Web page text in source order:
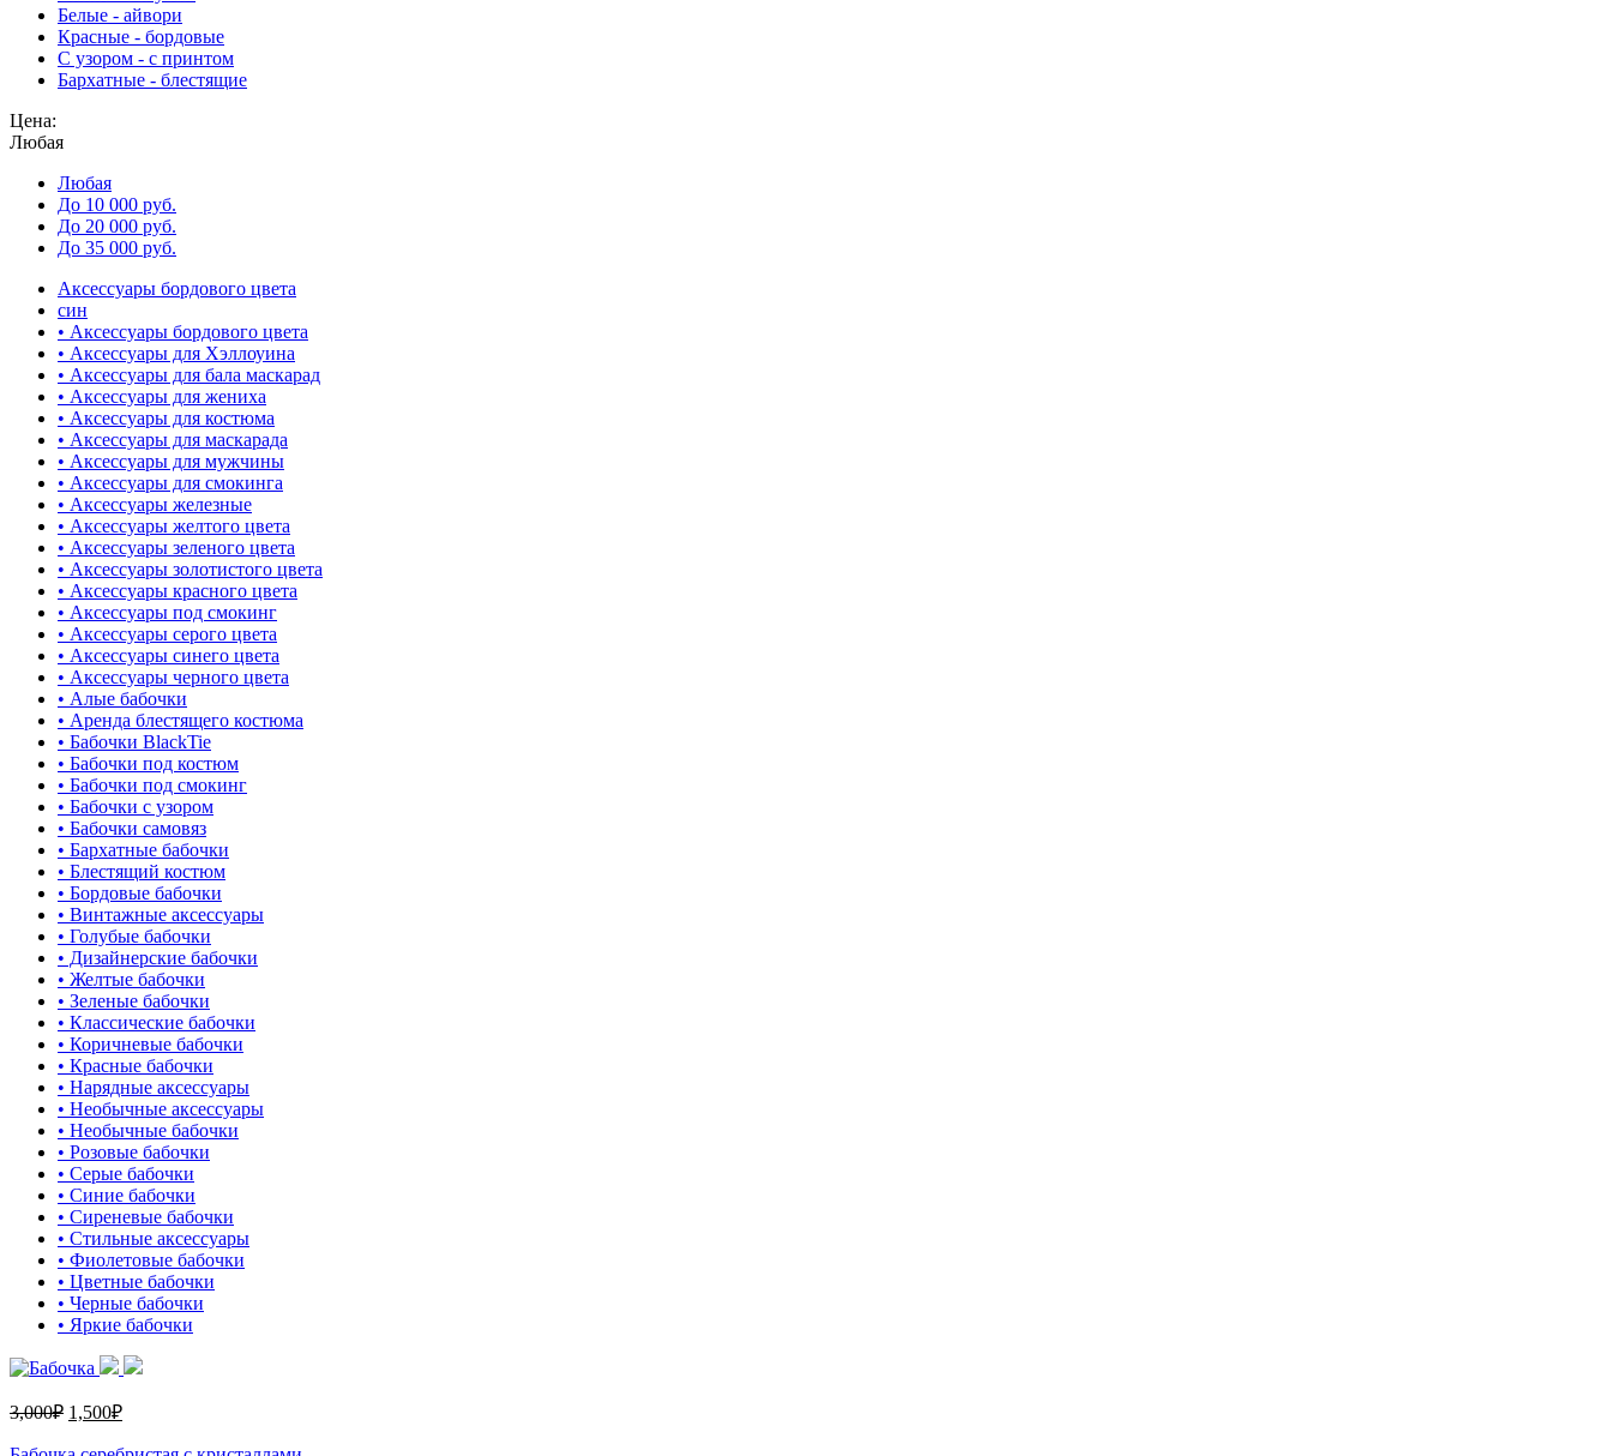
Белые - айвори
Красные - бордовые
С узором - с принтом
Бархатные - блестящие
Цена:
Любая
Любая
До 10 000 руб.
До 20 000 руб.
До 35 000 руб.
Аксессуары бордового цвета
син
• Аксессуары бордового цвета
• Аксессуары для Хэллоуина
• Аксессуары для бала маскарад
• Аксессуары для жениха
• Аксессуары для костюма
• Аксессуары для маскарада
• Аксессуары для мужчины
• Аксессуары для смокинга
• Аксессуары железные
• Аксессуары желтого цвета
• Аксессуары зеленого цвета
• Аксессуары золотистого цвета
• Аксессуары красного цвета
• Аксессуары под смокинг
• Аксессуары серого цвета
• Аксессуары синего цвета
• Аксессуары черного цвета
• Алые бабочки
• Аренда блестящего костюма
• Бабочки BlackTie
• Бабочки под костюм
• Бабочки под смокинг
• Бабочки с узором
• Бабочки самовяз
• Бархатные бабочки
• Блестящий костюм
• Бордовые бабочки
• Винтажные аксессуары
• Голубые бабочки
• Дизайнерские бабочки
• Желтые бабочки
• Зеленые бабочки
• Классические бабочки
• Коричневые бабочки
• Красные бабочки
• Нарядные аксессуары
• Необычные аксессуары
• Необычные бабочки
• Розовые бабочки
• Серые бабочки
• Синие бабочки
• Сиреневые бабочки
• Стильные аксессуары
• Фиолетовые бабочки
• Цветные бабочки
• Черные бабочки
• Яркие бабочки
3,000₽ 1,500₽